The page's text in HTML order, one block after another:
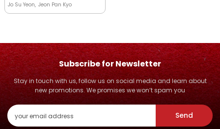
Jo Su Yeon Jeon Pan Kyo
Subscribe for Newsletter
Stay in touch with us, follow us on social media and learn about
new promotions. We promises we won’t spam you
Send